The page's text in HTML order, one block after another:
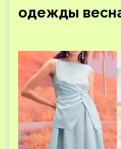
одежды